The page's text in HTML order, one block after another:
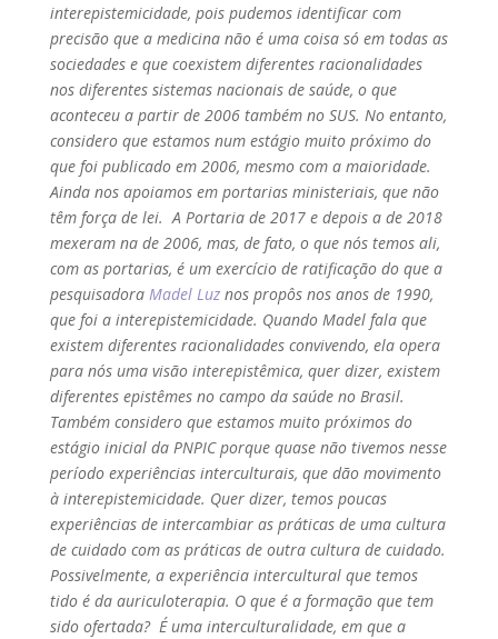
interepistemicidade, pois pudemos identificar com
precisão que a medicina não é uma coisa só em todas as
sociedades e que coexistem diferentes racionalidades
nos diferentes sistemas nacionais de saúde, o que
aconteceu a partir de 2006 também no SUS. No entanto,
considero que estamos num estágio muito próximo do
que foi publicado em 2006, mesmo com a maioridade.
Ainda nos apoiamos em portarias ministeriais, que não
têm força de lei. A Portaria de 2017 e depois a de 2018
mexeram na de 2006, mas, de fato, o que nós temos ali,
com as portarias, é um exercício de ratificação do que a
pesquisadora Madel Luznos propôs nos anos de 1990,
que foi a interepistemicidade. Quando Madel fala que
existem diferentes racionalidades convivendo, ela opera
para nós uma visão interepistêmica, quer dizer, existem
diferentes epistêmes no campo da saúde no Brasil.
Também considero que estamos muito próximos do
estágio inicial da PNPIC porque quase não tivemos nesse
período experiências interculturais, que dão movimento
à interepistemicidade. Quer dizer, temos poucas
experiências de intercambiar as práticas de uma cultura
de cuidado com as práticas de outra cultura de cuidado.
Possivelmente, a experiência intercultural que temos
tido é da auriculoterapia. O que é a formação que tem
sido ofertada? É uma interculturalidade, em que a